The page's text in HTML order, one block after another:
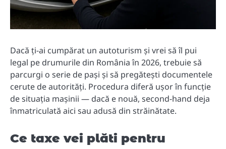
Dacă ți-ai cumpărat un autoturism și vrei să îl pui
legal pe drumurile din România în 2026, trebuie să
parcurgi o serie de pași și să pregătești documentele
cerute de autorități. Procedura diferă ușor în funcție
de situația mașinii — dacă e nouă, second-hand deja
înmatriculată aici sau adusă din străinătate.
Ce taxe vei plăti pentru